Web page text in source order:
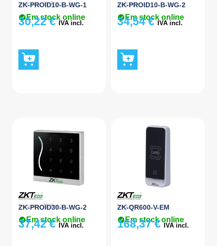
Leitores,ZKTeco
ZK-PROID10-B-WG-1
Em stock online
30,22€ IVA incl.
Leitores
ZK-PROID10-B-WG-2
Em stock online
34,54€ IVA incl.
Leitores,ZKTeco
ZK-PROID30-B-WG-2
Em stock online
37,42€ IVA incl.
Leitores
ZK-QR600-V-EM
Em stock online
168,37€ IVA incl.